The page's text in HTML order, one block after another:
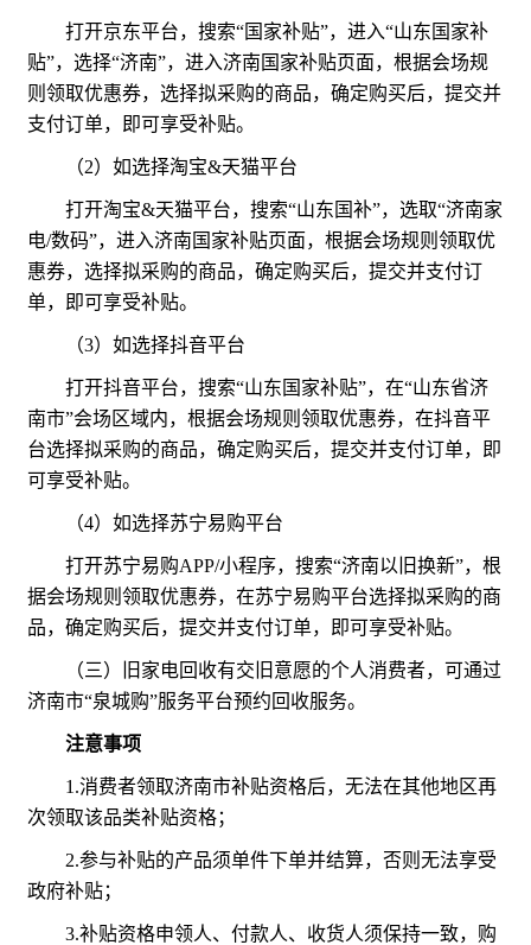
打开京东平台，搜索“国家补贴”，进入“山东国家补
贴”，选择“济南”，进入济南国家补贴页面，根据会场规
则领取优惠券，选择拟采购的商品，确定购买后，提交并
支付订单，即可享受补贴。
（2）如选择淘宝&天猫平台
打开淘宝&天猫平台，搜索“山东国补”，选取“济南家
电/数码”，进入济南国家补贴页面，根据会场规则领取优
惠券，选择拟采购的商品，确定购买后，提交并支付订
单，即可享受补贴。
（3）如选择抖音平台
打开抖音平台，搜索“山东国家补贴”，在“山东省济
南市”会场区域内，根据会场规则领取优惠券，在抖音平
台选择拟采购的商品，确定购买后，提交并支付订单，即
可享受补贴。
（4）如选择苏宁易购平台
打开苏宁易购APP/小程序，搜索“济南以旧换新”，根
据会场规则领取优惠券，在苏宁易购平台选择拟采购的商
品，确定购买后，提交并支付订单，即可享受补贴。
（三）旧家电回收有交旧意愿的个人消费者，可通过
济南市“泉城购”服务平台预约回收服务。
注意事项
1.消费者领取济南市补贴资格后，无法在其他地区再
次领取该品类补贴资格；
2.参与补贴的产品须单件下单并结算，否则无法享受
政府补贴；
3.补贴资格申领人、付款人、收货人须保持一致，购